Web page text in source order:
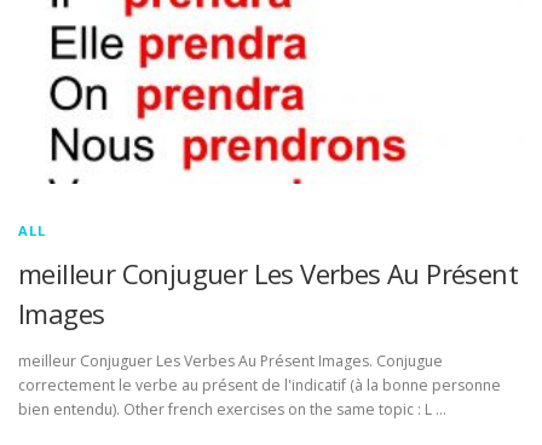
ALL
meilleur Conjuguer Les Verbes Au Présent
Images
meilleur Conjuguer Les Verbes Au Présent Images. Conjugue
correctement le verbe au présent de l'indicatif (à la bonne personne
bien entendu). Other french exercises on the same topic : L …